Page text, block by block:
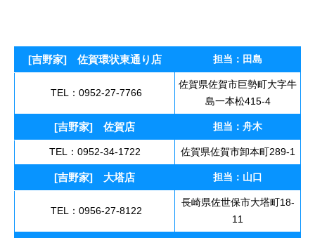
[吉野家] 佐賀環状東通り店 担当：田島
TEL：0952-27-7766
佐賀県佐賀市巨勢町大字牛
島一本松415-4
[吉野家] 佐賀店 担当：舟木
TEL：0952-34-1722 佐賀県佐賀市卸本町289-1
[吉野家] 大塔店 担当：山口
TEL：0956-27-8122
長崎県佐世保市大塔町18-
11